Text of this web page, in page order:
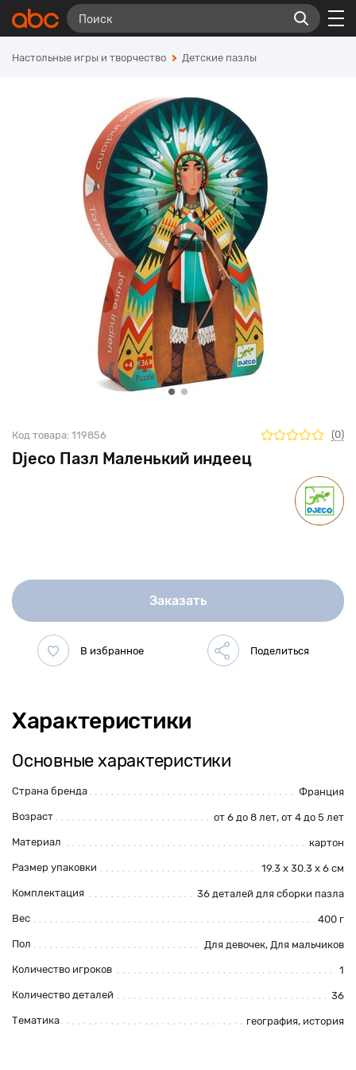
Настольные игры и творчество Детские пазлы
Djeco Пазл Маленький индеец
Код товара: 119856 (0)
Заказать
Характеристики
Основные характеристики
Страна бренда Франция
Возраст от 6 до 8 лет, от 4 до 5 лет
Материал картон
Размер упаковки 19.3 х 30.3 х 6 см
Комплектация 36 деталей для сборки пазла
Вес 400 г
Пол Для девочек, Для мальчиков
Количество игроков 1
Количество деталей 36
Тематика география, история